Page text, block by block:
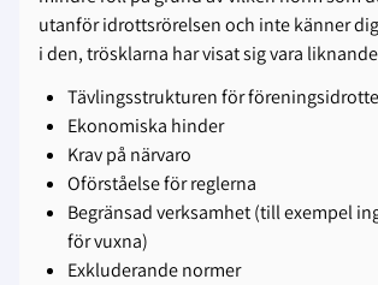
utanför idrottsrörelsen och inte känner
i den, trösklarna har visat sig vara
Tävlingsstrukturen för
Ekonomiska hinder
Krav på närvaro
Oförståelse för reglerna
Begränsad verksamhet (till exempel
för vuxna)
Exkluderande normer